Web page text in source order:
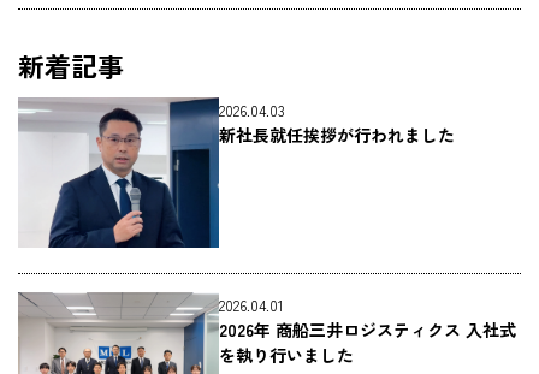
新着記事
2026.04.03
新社長就任挨拶が行われました
2026.04.01
2026年 商船三井ロジスティクス 入社式
を執り行いました